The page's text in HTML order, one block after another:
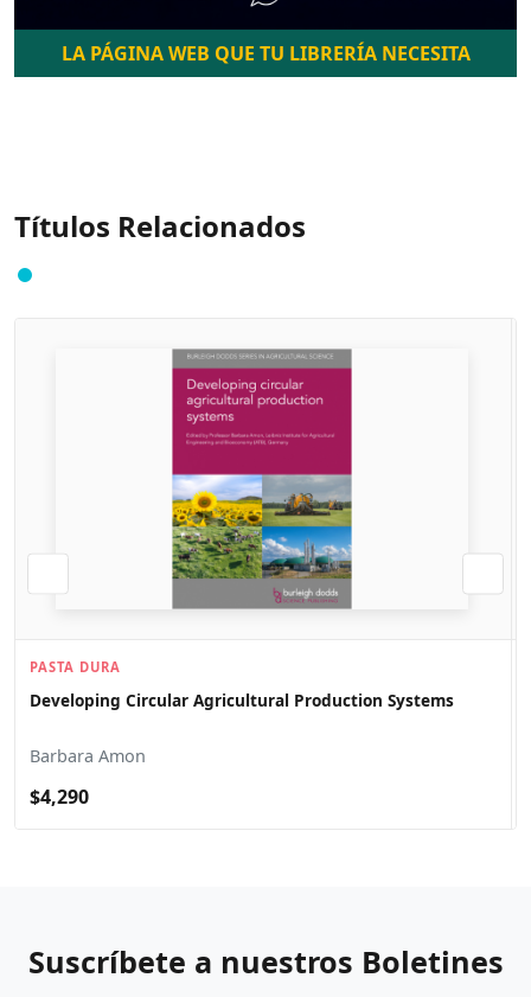
LA PÁGINA WEB QUE TU LIBRERÍA NECESITA
Títulos Relacionados
PASTA DURA
Developing Circular Agricultural Production Systems
Barbara Amon
$4,290
Suscríbete a nuestros Boletines